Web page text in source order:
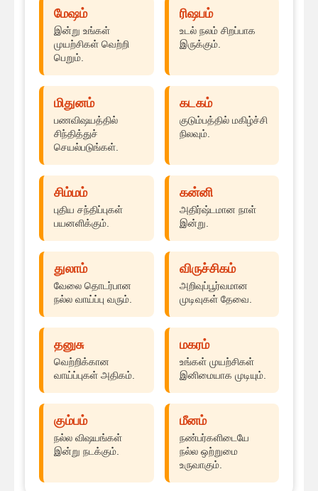
மேஷம்
இன்று உங்கள்
முயற்சிகள் வெற்றி
பெறும்.
ரிஷபம்
உடல் நலம் சிறப்பாக
இருக்கும்.
மிதுனம்
பணவிஷயத்தில்
சிந்தித்துச்
செயல்படுங்கள்.
கடகம்
குடும்பத்தில் மகிழ்ச்சி
நிலவும்.
சிம்மம்
புதிய சந்திப்புகள்
பயனளிக்கும்.
கன்னி
அதிர்ஷ்டமான நாள்
இன்று.
துலாம்
வேலை தொடர்பான
நல்ல வாய்ப்பு வரும்.
விருச்சிகம்
அறிவுப்பூர்வமான
முடிவுகள் தேவை.
தனுசு
வெற்றிக்கான
வாய்ப்புகள் அதிகம்.
மகரம்
உங்கள் முயற்சிகள்
இனிமையாக முடியும்.
கும்பம்
நல்ல விஷயங்கள்
இன்று நடக்கும்.
மீனம்
நண்பர்களிடையே
நல்ல ஒற்றுமை
உருவாகும்.